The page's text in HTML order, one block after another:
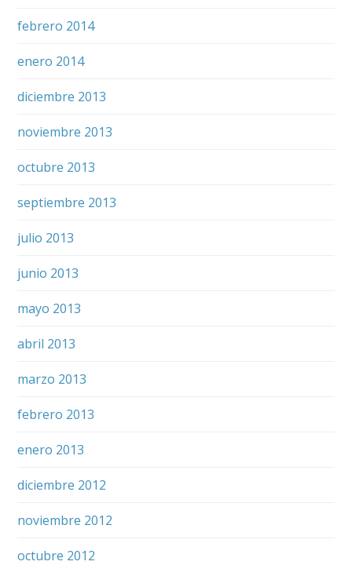
febrero 2014
enero 2014
diciembre 2013
noviembre 2013
octubre 2013
septiembre 2013
julio 2013
junio 2013
mayo 2013
abril 2013
marzo 2013
febrero 2013
enero 2013
diciembre 2012
noviembre 2012
octubre 2012